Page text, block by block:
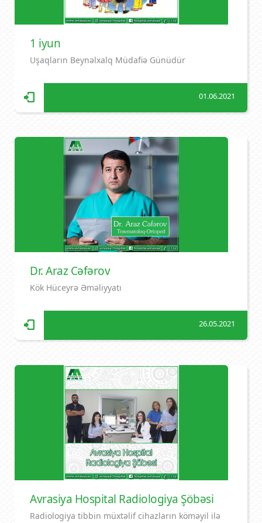
1 iyun
Uşaqların Beynəlxalq Müdafiə Günüdür
01.06.2021
Dr. Araz Cəfərov
Kök Hüceyrə Əməliyyatı
26.05.2021
Avrasiya Hospital Radiologiya Şöbəsi
Radiologiya tibbin müxtəlif cihazların köməyil ilə